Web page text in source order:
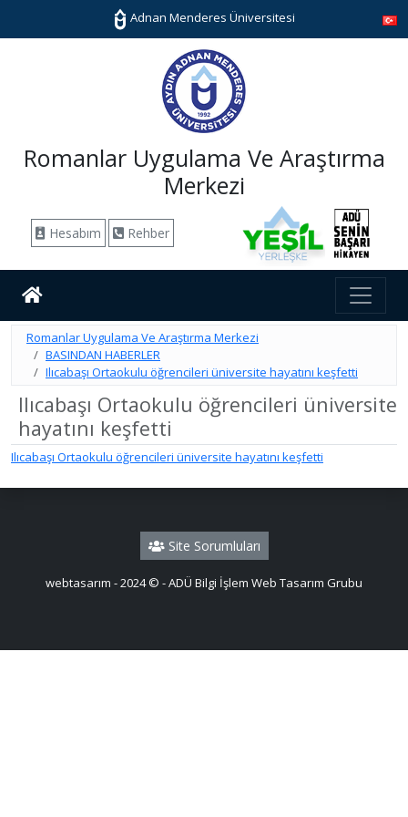
Adnan Menderes Üniversitesi
Romanlar Uygulama Ve Araştırma
Merkezi
Hesabım Rehber
Romanlar Uygulama Ve Araştırma Merkezi
BASINDAN HABERLER
Ilıcabaşı Ortaokulu öğrencileri üniversite hayatını keşfetti
Ilıcabaşı Ortaokulu öğrencileri üniversite
hayatını keşfetti
Ilıcabaşı Ortaokulu öğrencileri üniversite hayatını keşfetti
Site Sorumluları
webtasarım - 2024 © - ADÜ Bilgi İşlem Web Tasarım Grubu